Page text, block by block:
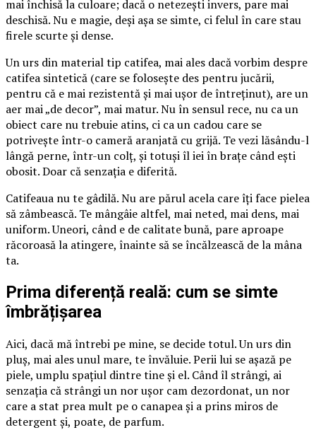
mai închisă la culoare; dacă o netezești invers, pare mai
deschisă. Nu e magie, deși așa se simte, ci felul în care stau
firele scurte și dense.
Un urs din material tip catifea, mai ales dacă vorbim despre
catifea sintetică (care se folosește des pentru jucării,
pentru că e mai rezistentă și mai ușor de întreținut), are un
aer mai „de decor”, mai matur. Nu în sensul rece, nu ca un
obiect care nu trebuie atins, ci ca un cadou care se
potrivește într-o cameră aranjată cu grijă. Te vezi lăsându-l
lângă perne, într-un colț, și totuși îl iei în brațe când ești
obosit. Doar că senzația e diferită.
Catifeaua nu te gâdilă. Nu are părul acela care îți face pielea
să zâmbească. Te mângâie altfel, mai neted, mai dens, mai
uniform. Uneori, când e de calitate bună, pare aproape
răcoroasă la atingere, înainte să se încălzească de la mâna
ta.
Prima diferență reală: cum se simte
îmbrățișarea
Aici, dacă mă întrebi pe mine, se decide totul. Un urs din
pluș, mai ales unul mare, te învăluie. Perii lui se așază pe
piele, umplu spațiul dintre tine și el. Când îl strângi, ai
senzația că strângi un nor ușor cam dezordonat, un nor
care a stat prea mult pe o canapea și a prins miros de
detergent și, poate, de parfum.